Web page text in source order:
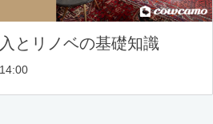
とリノベの基礎知識